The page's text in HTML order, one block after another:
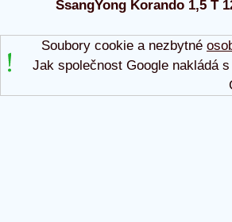
SsangYong Korando 1,5 T
Soubory cookie a nezbytné
Jak společnost Google nakládá